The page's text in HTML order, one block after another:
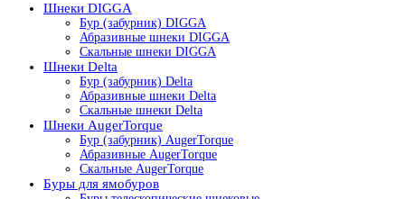
Шнеки DIGGA
Бур (забурник) DIGGA
Абразивные шнеки DIGGA
Скальные шнеки DIGGA
Шнеки Delta
Бур (забурник) Delta
Абразивные шнеки Delta
Скальные шнеки Delta
Шнеки AugerTorque
Бур (забурник) AugerTorque
Абразивные AugerTorque
Скальные AugerTorque
Буры для ямобуров